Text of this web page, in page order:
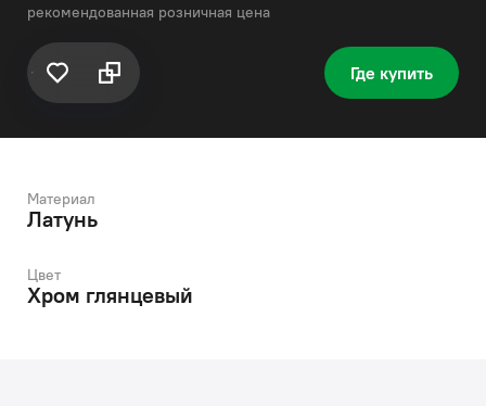
рекомендованная розничная цена
Где купить
Материал
Латунь
Цвет
Хром глянцевый